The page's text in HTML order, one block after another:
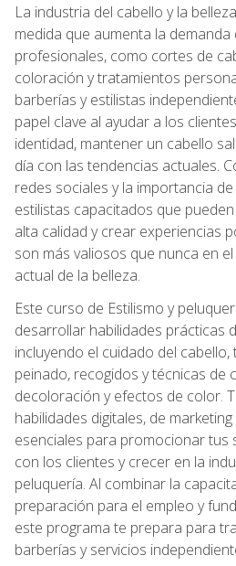
La industria del cabello y la
medida que aumenta la
profesionales, como cortes de
coloración y tratamientos
barberías y estilistas
papel clave al ayudar a los
identidad, mantener un cabello
día con las tendencias actuales.
redes sociales y la importancia
estilistas capacitados que
alta calidad y crear experiencias
son más valiosos que nunca en
actual de la belleza.
Este curso de Estilismo y
desarrollar habilidades prácticas
incluyendo el cuidado del
peinado, recogidos y técnicas de
decoloración y efectos de color.
habilidades digitales, de
esenciales para promocionar tus
con los clientes y crecer en la
peluquería. Al combinar la
preparación para el empleo y
este programa te prepara para
barberías y servicios